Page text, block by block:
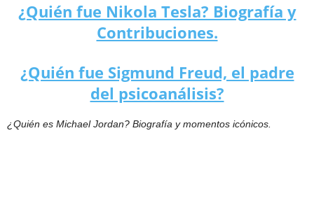
¿Quién fue Nikola Tesla? Biografía y
Contribuciones.
¿Quién fue Sigmund Freud, el padre
del psicoanálisis?
¿Quién es Michael Jordan? Biografía y momentos icónicos.